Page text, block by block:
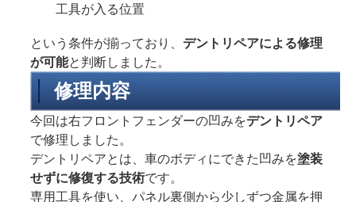
工具が入る位置
という条件が揃っており、 デントリペアによる修理
が可能と判断しました。
修理内容
今回は右フロントフェンダーの凹みをデントリペア
で修理しました。
デントリペアとは、車のボディにできた凹みを塗装
せずに修復する技術です。
専用工具を使い、パネル裏側から少しずつ金属を押